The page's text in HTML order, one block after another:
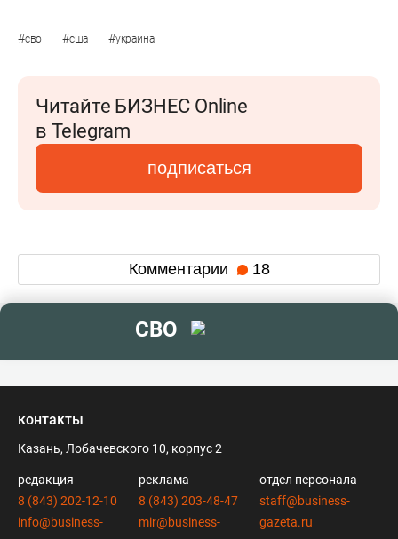
#сво #сша #украина
Читайте БИЗНЕС Online
в Telegram
подписаться
Комментарии 18
СВО
контакты
Казань, Лобачевского 10, корпус 2
редакция
8 (843) 202-12-10
info@business-
реклама
8 (843) 203-48-47
mir@business-
отдел персонала
staff@business-
gazeta.ru